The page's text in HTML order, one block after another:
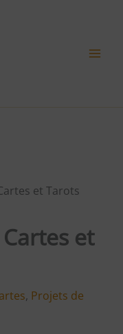
et Tarots
et
, Projets de